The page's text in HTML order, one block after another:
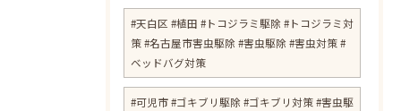
#天白区 #植田 #トコジラミ駆除 #トコジラミ対
策 #名古屋市害虫駆除 #害虫駆除 #害虫対策 #
ベッドバグ対策
#可児市 #ゴキブリ駆除 #ゴキブリ対策 #害虫駆